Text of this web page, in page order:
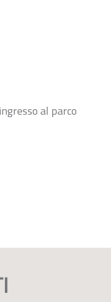
al parco